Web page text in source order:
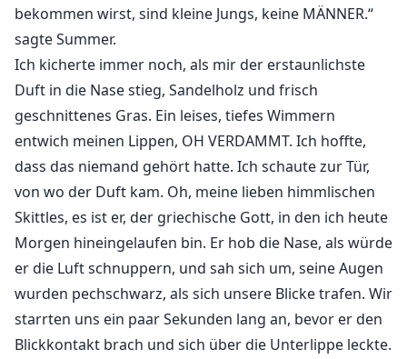
bekommen wirst, sind kleine Jungs, keine MÄNNER.“
sagte Summer.
Ich kicherte immer noch, als mir der erstaunlichste
Duft in die Nase stieg, Sandelholz und frisch
geschnittenes Gras. Ein leises, tiefes Wimmern
entwich meinen Lippen, OH VERDAMMT. Ich hoffte,
dass das niemand gehört hatte. Ich schaute zur Tür,
von wo der Duft kam. Oh, meine lieben himmlischen
Skittles, es ist er, der griechische Gott, in den ich heute
Morgen hineingelaufen bin. Er hob die Nase, als würde
er die Luft schnuppern, und sah sich um, seine Augen
wurden pechschwarz, als sich unsere Blicke trafen. Wir
starrten uns ein paar Sekunden lang an, bevor er den
Blickkontakt brach und sich über die Unterlippe leckte.